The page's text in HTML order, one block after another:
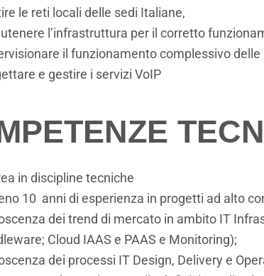
le reti locali delle sedi Italiane,
l’infrastruttura per il corretto
il funzionamento complessivo delle
e gestire i servizi VoIP
in discipline tecniche
10 anni di esperienza in progetti ad alto
dei trend di mercato in ambito IT
Cloud IAAS e PAAS e Monitoring);
dei processi IT Design, Delivery e